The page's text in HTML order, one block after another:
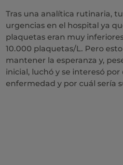
Tras una analítica rutinaria,
urgencias en el hospital ya
plaquetas eran muy
10.000 plaquetas/L. Pero
mantener la esperanza y,
inicial, luchó y se interesó
enfermedad y por cuál sería